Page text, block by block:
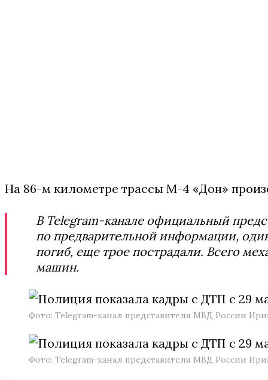
На 86-м километре трассы М-4 «Дон»
В Telegram-канале официальный
по предварительной информации,
погиб, еще трое пострадали. Всего
машин.
Фото: Telegram-канал представителя МВД России
Фото: Telegram-канал представителя МВД России